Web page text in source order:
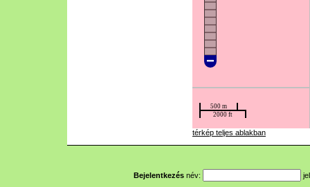
térkép teljes ablakban
Bejelentkezés név: